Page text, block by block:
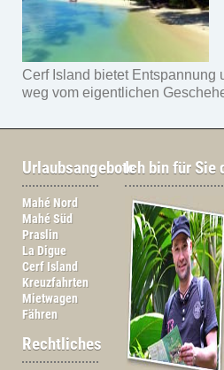
Cerf Island bietet Entspannung
weg vom eigentlichen
Urlaubsangebote
Mahé Nord
Mahé Süd
Praslin
La Digue
Cerf Island
Kreuzfahrten
Mietwagen
Fähren
Rechtliches
Ich bin für Sie